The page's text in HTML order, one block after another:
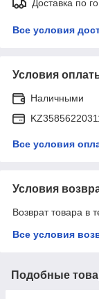
Доставка по
Все условия
Условия
Наличными
Все условия
Условия
Возврат товара в
Все условия
Подобные